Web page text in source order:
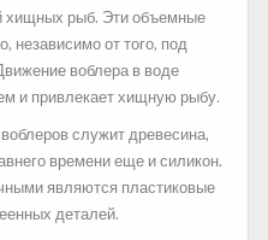
хищных рыб. Эти объемные
независимо от того, под
воблера в воде
и привлекает хищную рыбу.
служит древесина,
времени еще и силикон.
являются пластиковые
деталей.